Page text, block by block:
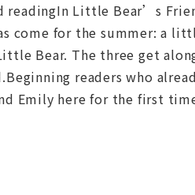
readingIn Little Bear’s
come for the summer: a
Bear. The three get
readers who
Emily here for the first